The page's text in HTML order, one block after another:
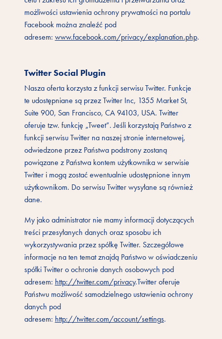
możliwości ustawienia ochrony prywatności na portalu
Facebook można znaleźć pod
adresem: www.facebook.com/privacy/explanation.php.
Twitter Social Plugin
Nasza oferta korzysta z funkcji serwisu Twitter. Funkcje
te udostępniane są przez Twitter Inc, 1355 Market St,
Suite 900, San Francisco, CA 94103, USA. Twitter
oferuje tzw. funkcję „Tweet”. Jeśli korzystają Państwo z
funkcji serwisu Twitter na naszej stronie internetowej,
odwiedzone przez Państwa podstrony zostaną
powiązane z Państwa kontem użytkownika w serwisie
Twitter i mogą zostać ewentualnie udostępnione innym
użytkownikom. Do serwisu Twitter wysyłane są również
dane.
My jako administrator nie mamy informacji dotyczących
treści przesyłanych danych oraz sposobu ich
wykorzystywania przez spółkę Twitter. Szczegółowe
informacje na ten temat znajdą Państwo w oświadczeniu
spółki Twitter o ochronie danych osobowych pod
adresem: http://twitter.com/privacy.Twitter oferuje
Państwu możliwość samodzielnego ustawienia ochrony
danych pod
adresem: http://twitter.com/account/settings.